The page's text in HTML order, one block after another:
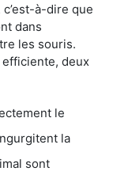
à-dire que
dans
les souris.
deux
le
la
sont